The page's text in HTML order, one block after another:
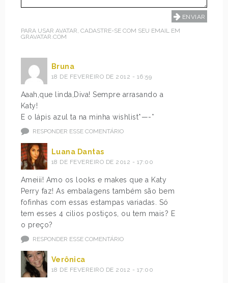
PARA USAR AVATAR, CADASTRE-SE COM SEU EMAIL EM
GRAVATAR.COM
Bruna
18 DE FEVEREIRO DE 2012 - 16:59
Aaah,que linda,Diva! Sempre arrasando a
Katy!
E o lápis azul ta na minha wishlist*—-*
RESPONDER ESSE COMENTÁRIO
Luana Dantas
18 DE FEVEREIRO DE 2012 - 17:00
Ameiii! Amo os looks e makes que a Katy
Perry faz! As embalagens também são bem
fofinhas com essas estampas variadas. Só
tem esses 4 cilios postiços, ou tem mais? E
o preço?
RESPONDER ESSE COMENTÁRIO
Verônica
18 DE FEVEREIRO DE 2012 - 17:00